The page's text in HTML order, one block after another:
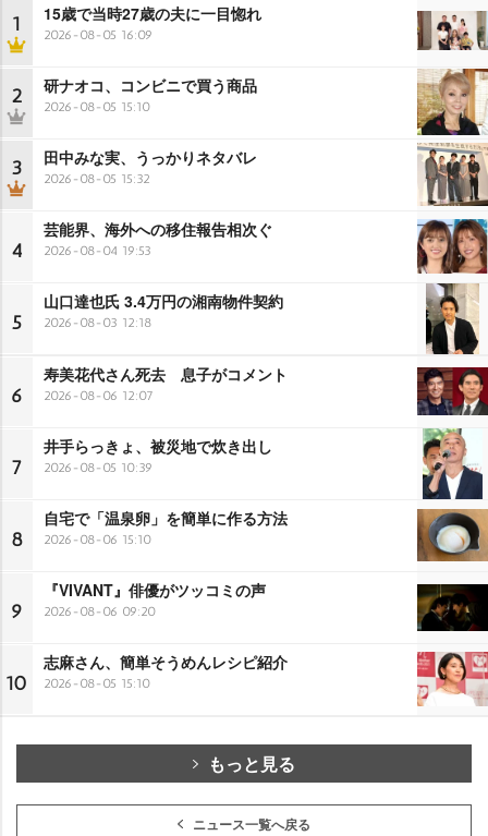
1 15歳で当時27歳の夫に一目惚れ
2026-08-05 16:09
2 研ナオコ、コンビニで買う商品
2026-08-05 15:10
3 田中みな実、うっかりネタバレ
2026-08-05 15:32
4
芸能界、海外への移住報告相次ぐ
2026-08-04 19:53
5
山口達也氏 3.4万円の湘南物件契約
2026-08-03 12:18
6
寿美花代さん死去 息子がコメント
2026-08-06 12:07
7
井手らっきょ、被災地で炊き出し
2026-08-05 10:39
8
自宅で「温泉卵」を簡単に作る方法
2026-08-06 15:10
9
『VIVANT』俳優がツッコミの声
2026-08-06 09:20
10
志麻さん、簡単そうめんレシピ紹介
2026-08-05 15:10
もっと見る
ニュース一覧へ戻る